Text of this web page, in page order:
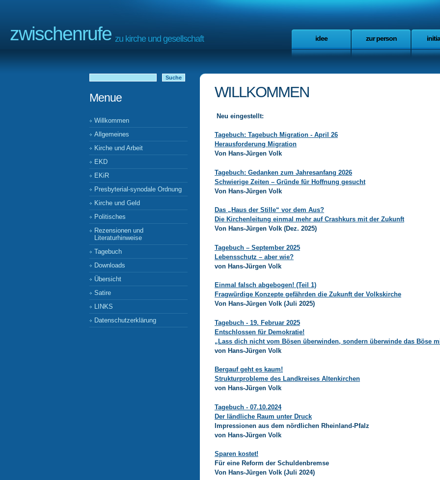
zwischenrufe zu kirche und gesellschaft idee zur person
Menue
Willkommen
Allgemeines
Kirche und Arbeit
EKD
EKiR
Presbyterial-synodale Ordnung
Kirche und Geld
Politisches
Rezensionen und
Literaturhinweise
Tagebuch
Downloads
Übersicht
Satire
LINKS
Datenschutzerklärung
WILLKOMMEN
Neu eingestellt:
Tagebuch: Tagebuch Migration - April 26
Herausforderung Migration
Von Hans-Jürgen Volk
Tagebuch: Gedanken zum Jahresanfang 2026
Schwierige Zeiten – Gründe für Hoffnung gesucht
Von Hans-Jürgen Volk
Das „Haus der Stille“ vor dem Aus?
Die Kirchenleitung einmal mehr auf Crashkurs mit der Zukunft
Von Hans-Jürgen Volk (Dez. 2025)
Tagebuch – September 2025
Lebensschutz – aber wie?
von Hans-Jürgen Volk
Einmal falsch abgebogen! (Teil 1)
Fragwürdige Konzepte gefährden die Zukunft der Volkskirche
Von Hans-Jürgen Volk (Juli 2025)
Tagebuch - 19. Februar 2025
Entschlossen für Demokratie!
„Lass dich nicht vom Bösen überwinden, sondern überwinde das Böse
von Hans-Jürgen Volk
Bergauf geht es kaum!
Strukturprobleme des Landkreises Altenkirchen
von Hans-Jürgen Volk
Tagebuch - 07.10.2024
Der ländliche Raum unter Druck
Impressionen aus dem nördlichen Rheinland-Pfalz
von Hans-Jürgen Volk
Sparen kostet!
Für eine Reform der Schuldenbremse
Von Hans-Jürgen Volk (Juli 2024)